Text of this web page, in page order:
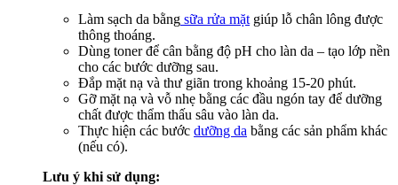
Làm sạch da bằng sữa rửa mặt giúp lỗ chân lông được
thông thoáng.
Dùng toner để cân bằng độ pH cho làn da – tạo lớp nền
cho các bước dưỡng sau.
Đắp mặt nạ và thư giãn trong khoảng 15-20 phút.
Gỡ mặt nạ và vỗ nhẹ bằng các đầu ngón tay để dưỡng
chất được thẩm thấu sâu vào làn da.
Thực hiện các bước dưỡng da bằng các sản phẩm khác
(nếu có).
Lưu ý khi sử dụng: